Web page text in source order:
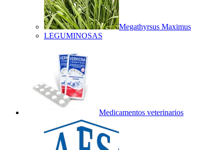
Megathyrsus Maximus
LEGUMINOSAS
Medicamentos veterinarios